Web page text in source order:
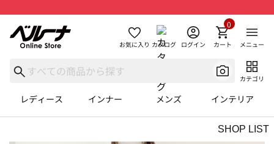
お気に入り カタログ ログイン カート
0
メニュー
カテゴリ
レディース インナー メンズ インテリア
SHOP LIST